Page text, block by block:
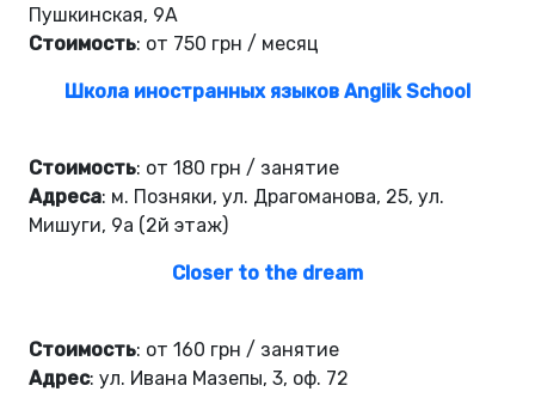
Пушкинская, 9А
Стоимость: от 750 грн / месяц
Школа иностранных языков Anglik School
Стоимость: от 180 грн / занятие
Адреса: м. Позняки, ул. Драгоманова, 25, ул.
Мишуги, 9a (2й этаж)
Closer to the dream
Стоимость: от 160 грн / занятие
Адрес: ул. Ивана Мазепы, 3, оф. 72